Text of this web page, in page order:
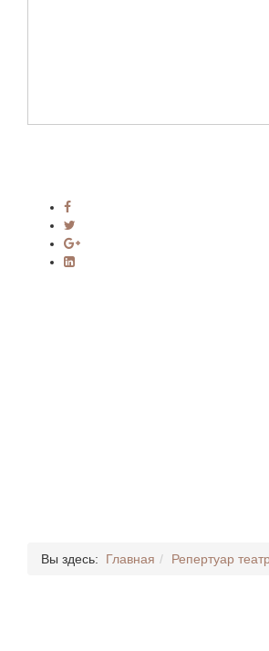
Вы здесь: Главная Репертуар